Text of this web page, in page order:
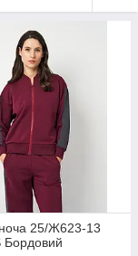
25/Ж623-13
Бордовий